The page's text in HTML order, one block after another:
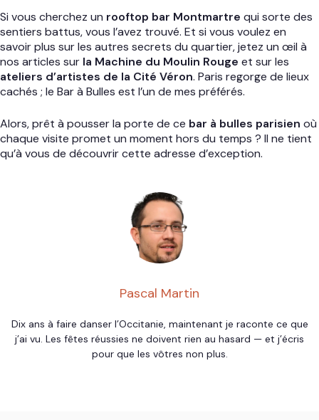
Si vous cherchez un rooftop bar Montmartre qui sorte des
sentiers battus, vous l’avez trouvé. Et si vous voulez en
savoir plus sur les autres secrets du quartier, jetez un œil à
nos articles sur la Machine du Moulin Rouge et sur les
ateliers d’artistes de la Cité Véron. Paris regorge de lieux
cachés ; le Bar à Bulles est l’un de mes préférés.
Alors, prêt à pousser la porte de ce bar à bulles parisien où
chaque visite promet un moment hors du temps ? Il ne tient
qu’à vous de découvrir cette adresse d’exception.
Pascal Martin
Dix ans à faire danser l’Occitanie, maintenant je raconte ce que
j’ai vu. Les fêtes réussies ne doivent rien au hasard — et j’écris
pour que les vôtres non plus.